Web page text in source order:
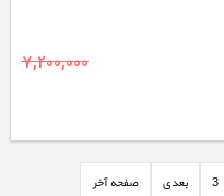
7,200,000
3 بعدی صفحه آخر